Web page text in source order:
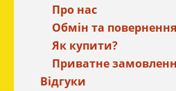
Про нас
Обмін та
Як купити?
Приватне
Відгуки